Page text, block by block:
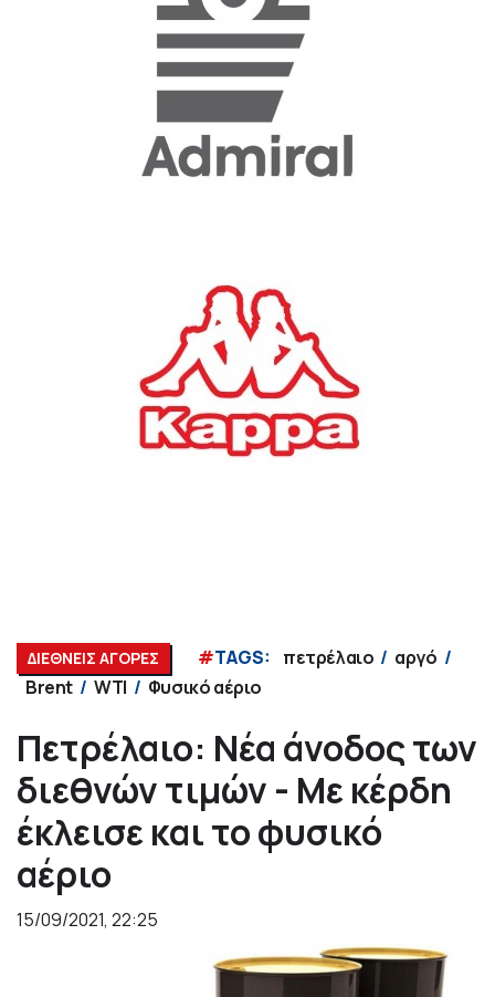
ΔΙΕΘΝΕΙΣ ΑΓΟΡΕΣ #TAGS: πετρέλαιο
αργό
Brent
WTI Φυσικό αέριο
Πετρέλαιο: Νέα άνοδος των
διεθνών τιμών - Με κέρδη
έκλεισε και το φυσικό
αέριο
15/09/2021, 22:25